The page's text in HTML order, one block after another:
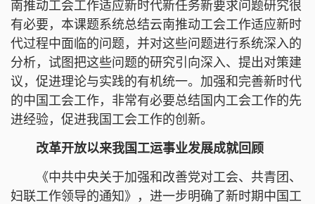
南推动工会工作适应新时代新任务新要求问题研究很
有必要，本课题系统总结云南推动工会工作适应新时
代过程中面临的问题，并对这些问题进行系统深入的
分析，试图把这些问题的研究引向深入、提出对策建
议，促进理论与实践的有机统一。加强和完善新时代
的中国工会工作，非常有必要总结国内工会工作的先
进经验，促进我国工会工作的创新。
改革开放以来我国工运事业发展成就回顾
《中共中央关于加强和改善党对工会、共青团、
妇联工作领导的通知》，进一步明确了新时期中国工